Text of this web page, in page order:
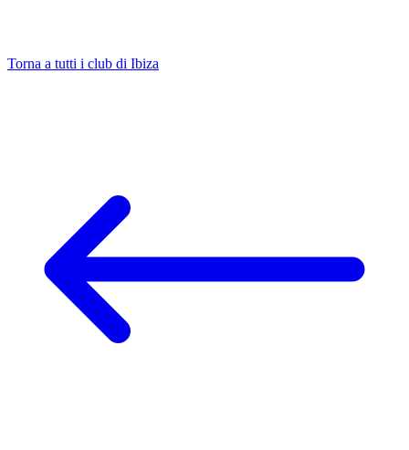
Torna a tutti i club di Ibiza